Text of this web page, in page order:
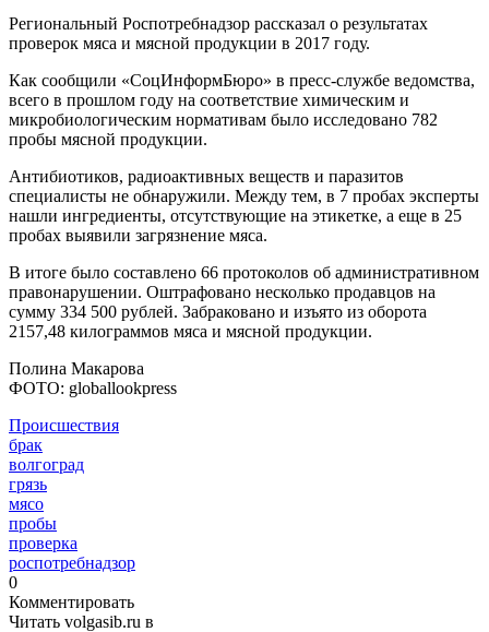
Региональный Роспотребнадзор рассказал о результатах
проверок мяса и мясной продукции в 2017 году.
Как сообщили «СоцИнформБюро» в пресс-службе ведомства,
всего в прошлом году на соответствие химическим и
микробиологическим нормативам было исследовано 782
пробы мясной продукции.
Антибиотиков, радиоактивных веществ и паразитов
специалисты не обнаружили. Между тем, в 7 пробах эксперты
нашли ингредиенты, отсутствующие на этикетке, а еще в 25
пробах выявили загрязнение мяса.
В итоге было составлено 66 протоколов об административном
правонарушении. Оштрафовано несколько продавцов на
сумму 334 500 рублей. Забраковано и изъято из оборота
2157,48 килограммов мяса и мясной продукции.
Полина Макарова
ФОТО: globallookpress
Происшествия
брак
волгоград
грязь
мясо
пробы
проверка
роспотребнадзор
0
Комментировать
Читать volgasib.ru в